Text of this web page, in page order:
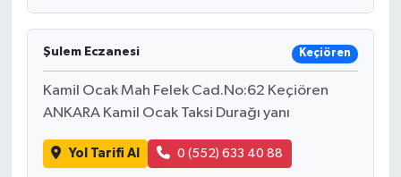
Şulem Eczanesi Keçiören
Kamil Ocak Mah Felek Cad.No:62 Keçiören
ANKARA Kamil Ocak Taksi Durağı yanı
Yol Tarifi Al 0 (552) 633 40 88